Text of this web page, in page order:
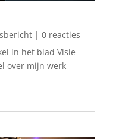
| 0 reacties
in het blad Visie
over mijn werk